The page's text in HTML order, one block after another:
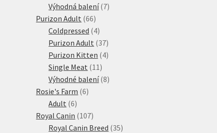
Výhodná balení 77
Purizon Adult 6666
produktů
Coldpressed 44
produkty
Purizon Adult 3737
produktů
Purizon Kitten 44
Single Meat 11 11
produktů
Výhodné balení 88
Rosie's Farm 66
Adult 66
produktů
Royal Canin 107107
produktů
Royal Canin Breed 3535